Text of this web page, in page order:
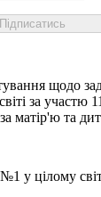
Підписатись
щодо
за участю
матір'ю та
у цілому